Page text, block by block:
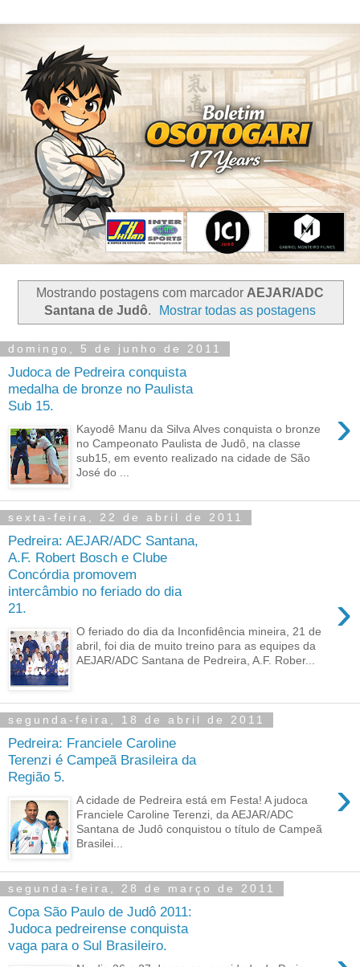
Mostrando postagens com marcador AEJAR/ADC
Santana de Judô. Mostrar todas as postagens
domingo, 5 de junho de 2011
Judoca de Pedreira conquista
medalha de bronze no Paulista
Sub 15.
›
Kayodê Manu da Silva Alves conquista o bronze
no Campeonato Paulista de Judô, na classe
sub15, em evento realizado na cidade de São
José do ...
sexta-feira, 22 de abril de 2011
Pedreira: AEJAR/ADC Santana,
A.F. Robert Bosch e Clube
Concórdia promovem
intercâmbio no feriado do dia
21.
›
O feriado do dia da Inconfidência mineira, 21 de
abril, foi dia de muito treino para as equipes da
AEJAR/ADC Santana de Pedreira, A.F. Rober...
segunda-feira, 18 de abril de 2011
Pedreira: Franciele Caroline
Terenzi é Campeã Brasileira da
Região 5.
›
A cidade de Pedreira está em Festa! A judoca
Franciele Caroline Terenzi, da AEJAR/ADC
Santana de Judô conquistou o título de Campeã
Brasilei...
segunda-feira, 28 de março de 2011
Copa São Paulo de Judô 2011:
Judoca pedreirense conquista
vaga para o Sul Brasileiro.